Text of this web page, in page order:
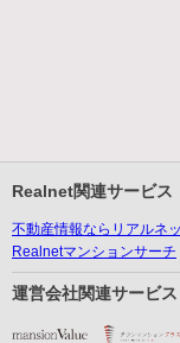
Realnet関連サービス
不動産情報ならリアルネ
Realnetマンションサーチ
運営会社関連サービス